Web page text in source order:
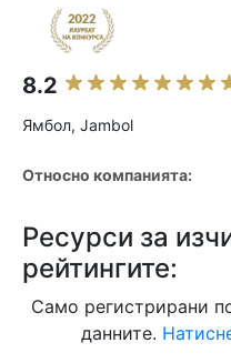
8.2
Ямбол, Jambol
Относно компанията:
Ресурси за
рейтингите:
Само регистрирани
данните.